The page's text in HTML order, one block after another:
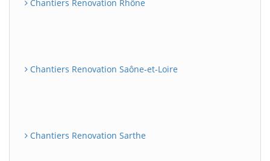
Chantiers Renovation Rhône
Chantiers Renovation Saône-et-Loire
Chantiers Renovation Sarthe